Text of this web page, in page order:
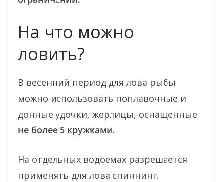
На что можно
ловить?
В весенний период для лова рыбы
можно использовать поплавочные и
донные удочки, жерлицы, оснащенные
не более 5 кружками.
На отдельных водоемах разрешается
применять для лова спиннинг.